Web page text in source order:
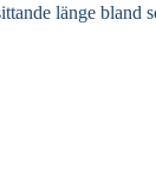
länge bland